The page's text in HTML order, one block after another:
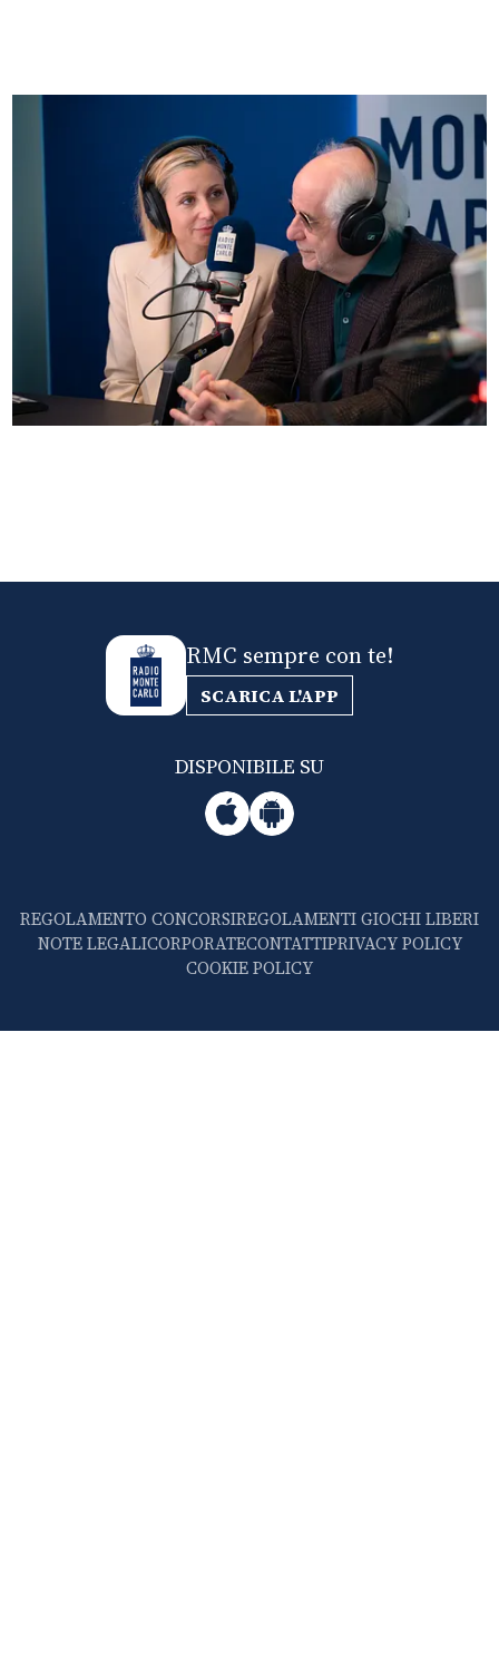
RMC sempre con te!
SCARICA L'APP
DISPONIBILE SU
REGOLAMENTO CONCORSIREGOLAMENTI GIOCHI LIBERI
NOTE LEGALICORPORATECONTATTIPRIVACY POLICY
COOKIE POLICY